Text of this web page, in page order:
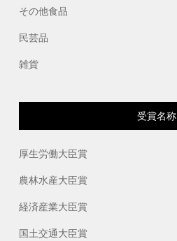
その他食品
民芸品
雑貨
受賞名称
厚生労働大臣賞
農林水産大臣賞
経済産業大臣賞
国土交通大臣賞